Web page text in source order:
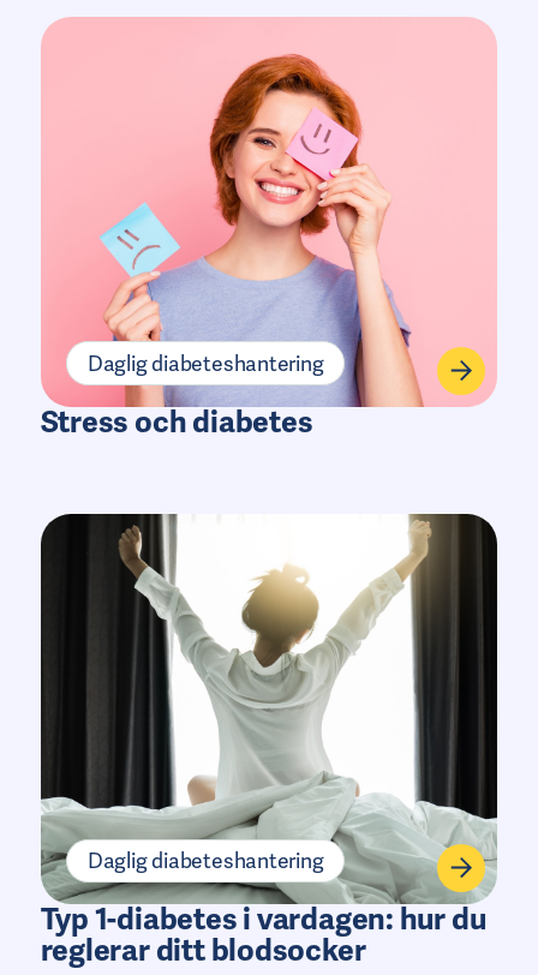
Daglig diabeteshantering
Stress och diabetes
Daglig diabeteshantering
Typ 1-diabetes i vardagen: hur du
reglerar ditt blodsocker